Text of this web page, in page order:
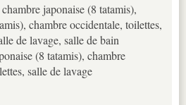
japonaise (8 tatamis),
chambre occidentale, toilettes,
de lavage, salle de bain
(8 tatamis), chambre
salle de lavage